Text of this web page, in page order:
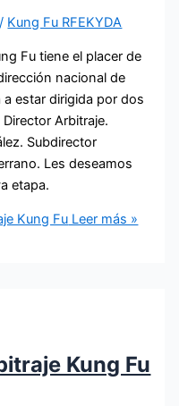
/ Kung Fu RFEKYDA
Fu tiene el placer de
nacional de
a estar dirigida por dos
Arbitraje.
Subdirector
Les deseamos
etapa.
Kung Fu Leer más »
Kung Fu